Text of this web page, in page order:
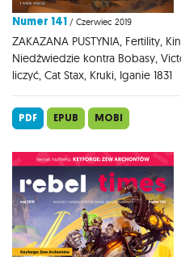
Numer 141 / Czerwiec 2019
ZAKAZANA PUSTYNIA, Fertility,
Niedźwiedzie kontra Bobasy,
liczyć, Cat Stax, Kruki, Iganie 1831
PDF EPUB MOBI